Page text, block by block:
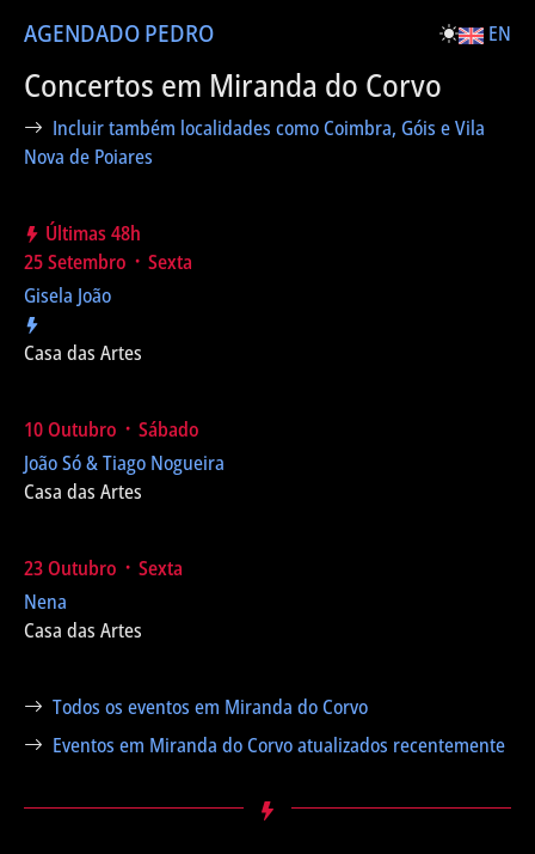
AGENDADO PEDRO EN
Concertos em Miranda do Corvo
Incluir também localidades como Coimbra, Góis e Vila
Nova de Poiares
Últimas 48h
25 Setembro ᛫ Sexta
Gisela João
Casa das Artes
10 Outubro ᛫ Sábado
João Só & Tiago Nogueira
Casa das Artes
23 Outubro ᛫ Sexta
Nena
Casa das Artes
Todos os eventos em Miranda do Corvo
Eventos em Miranda do Corvo atualizados recentemente